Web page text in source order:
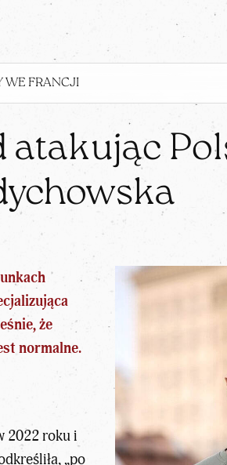
WE FRANCJI
atakując
że
normalne.
2022 roku i
„po